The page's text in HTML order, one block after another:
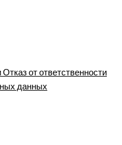
от ответственности
данных